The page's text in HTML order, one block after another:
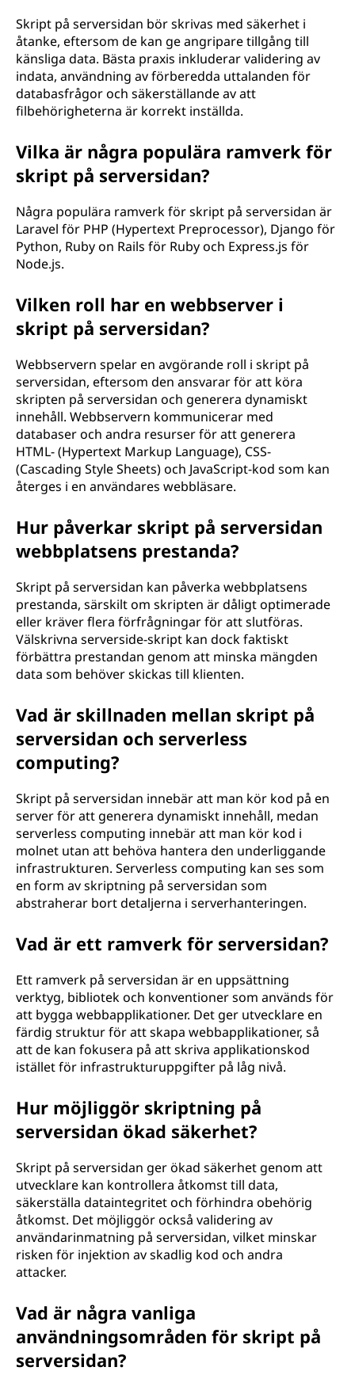
Skript på serversidan bör skrivas med säkerhet i
åtanke, eftersom de kan ge angripare tillgång till
känsliga data. Bästa praxis inkluderar validering av
indata, användning av förberedda uttalanden för
databasfrågor och säkerställande av att
filbehörigheterna är korrekt inställda.
Vilka är några populära ramverk för
skript på serversidan?
Några populära ramverk för skript på serversidan är
Laravel för PHP (Hypertext Preprocessor), Django för
Python, Ruby on Rails för Ruby och Express.js för
Node.js.
Vilken roll har en webbserver i
skript på serversidan?
Webbservern spelar en avgörande roll i skript på
serversidan, eftersom den ansvarar för att köra
skripten på serversidan och generera dynamiskt
innehåll. Webbservern kommunicerar med
databaser och andra resurser för att generera
HTML- (Hypertext Markup Language), CSS-
(Cascading Style Sheets) och JavaScript-kod som kan
återges i en användares webbläsare.
Hur påverkar skript på serversidan
webbplatsens prestanda?
Skript på serversidan kan påverka webbplatsens
prestanda, särskilt om skripten är dåligt optimerade
eller kräver flera förfrågningar för att slutföras.
Välskrivna serverside-skript kan dock faktiskt
förbättra prestandan genom att minska mängden
data som behöver skickas till klienten.
Vad är skillnaden mellan skript på
serversidan och serverless
computing?
Skript på serversidan innebär att man kör kod på en
server för att generera dynamiskt innehåll, medan
serverless computing innebär att man kör kod i
molnet utan att behöva hantera den underliggande
infrastrukturen. Serverless computing kan ses som
en form av skriptning på serversidan som
abstraherar bort detaljerna i serverhanteringen.
Vad är ett ramverk för serversidan?
Ett ramverk på serversidan är en uppsättning
verktyg, bibliotek och konventioner som används för
att bygga webbapplikationer. Det ger utvecklare en
färdig struktur för att skapa webbapplikationer, så
att de kan fokusera på att skriva applikationskod
istället för infrastrukturuppgifter på låg nivå.
Hur möjliggör skriptning på
serversidan ökad säkerhet?
Skript på serversidan ger ökad säkerhet genom att
utvecklare kan kontrollera åtkomst till data,
säkerställa dataintegritet och förhindra obehörig
åtkomst. Det möjliggör också validering av
användarinmatning på serversidan, vilket minskar
risken för injektion av skadlig kod och andra
attacker.
Vad är några vanliga
användningsområden för skript på
serversidan?